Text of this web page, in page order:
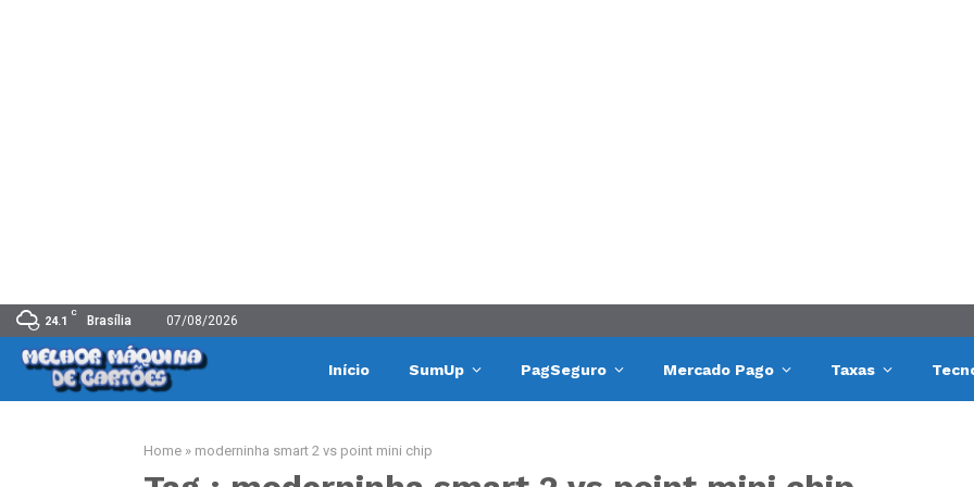
24.1
C
Brasília 07/08/2026
Início SumUp PagSeguro Mercado Pago Taxas
Home » moderninha smart 2 vs point mini chip